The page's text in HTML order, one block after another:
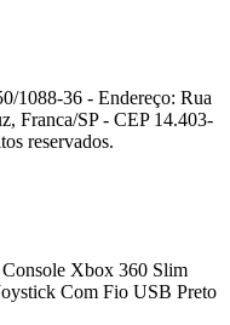
1088-36 - Endereço: Rua
Franca/SP - CEP 14.403-
reservados.
Xbox 360 Slim
Com Fio USB Preto